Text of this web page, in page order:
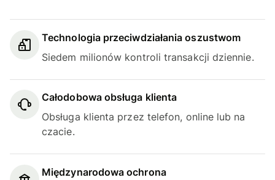
Technologia przeciwdziałania oszustwom
Siedem milionów kontroli transakcji dziennie.
Całodobowa obsługa klienta
Obsługa klienta przez telefon, online lub na
czacie.
Międzynarodowa ochrona